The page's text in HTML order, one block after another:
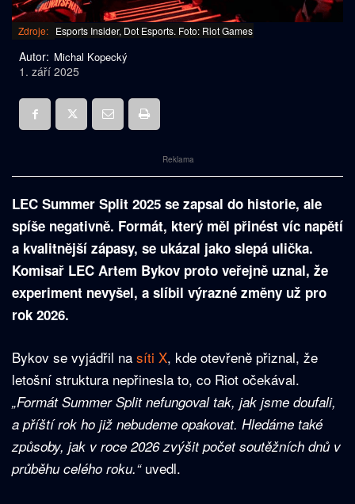
Zdroje: Esports Insider, Dot Esports. Foto: Riot Games
Autor: Michal Kopecký
1. září 2025
Reklama
LEC Summer Split 2025 se zapsal do historie, ale
spíše negativně. Formát, který měl přinést víc napětí
a kvalitnější zápasy, se ukázal jako slepá ulička.
Komisař LEC Artem Bykov proto veřejně uznal, že
experiment nevyšel, a slíbil výrazné změny už pro
rok 2026.
Bykov se vyjádřil na síti X, kde otevřeně přiznal, že
letošní struktura nepřinesla to, co Riot očekával.
„Formát Summer Split nefungoval tak, jak jsme doufali,
a příští rok ho již nebudeme opakovat. Hledáme také
způsoby, jak v roce 2026 zvýšit počet soutěžních dnů v
průběhu celého roku.“uvedl.